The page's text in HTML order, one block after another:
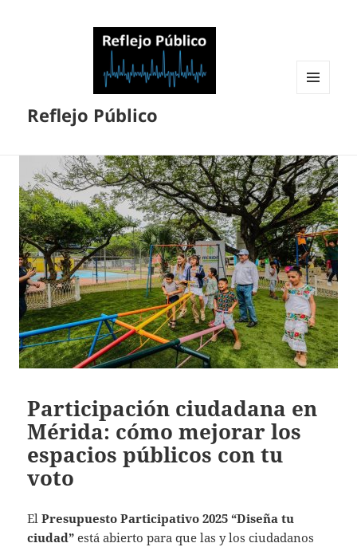
Reflejo Público
Participación ciudadana en
Mérida: cómo mejorar los
espacios públicos con tu
voto
ElPresupuesto Participativo 2025 “Diseña tu
ciudad” está abierto para que las y los ciudadanos